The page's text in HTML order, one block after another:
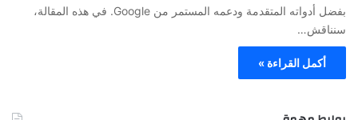
بفضل أدواته المتقدمة ودعمه المستمر من Google. في هذه المقالة،
سنناقش…
أكمل القراءة »